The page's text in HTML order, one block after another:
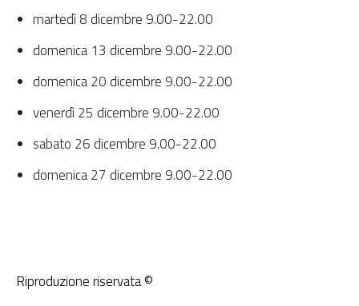
martedì 8 dicembre 9.00-22.00
domenica 13 dicembre 9.00-22.00
domenica 20 dicembre 9.00-22.00
venerdì 25 dicembre 9.00-22.00
sabato 26 dicembre 9.00-22.00
domenica 27 dicembre 9.00-22.00
Riproduzione riservata ©